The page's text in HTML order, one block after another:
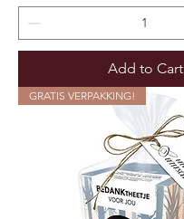
Add to Cart
GRATIS VERPAKKING!